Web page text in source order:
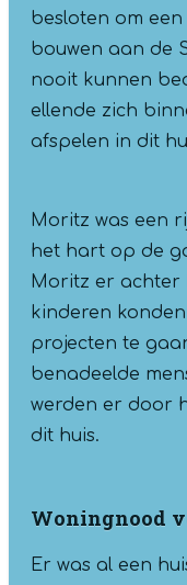
besloten om
bouwen aan de
nooit kunnen
ellende zich
afspelen in dit
Moritz was een
het hart op de
Moritz er achter
kinderen
projecten te
benadeelde
werden er door
dit huis.
Woningnood
Er was al een